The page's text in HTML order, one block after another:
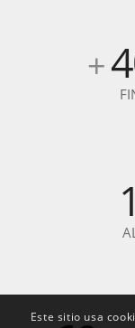
+
Este sitio usa